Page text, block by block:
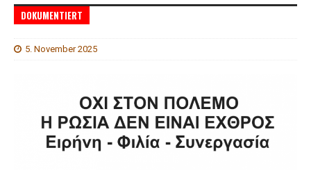
DOKUMENTIERT
5. November 2025